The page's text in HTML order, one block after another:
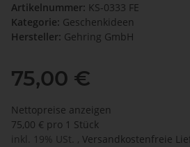
Artikelnummer: KS-0333 FE
Kategorie: Geschenkideen
Hersteller: Gehring GmbH
75,00 €
Nettopreise anzeigen
75,00 € pro 1 Stück
inkl. 19% USt. , Versandkostenfreie